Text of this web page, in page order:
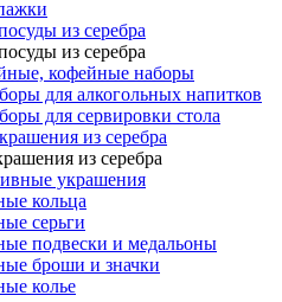
из серебра
из серебра
кофейные наборы
для алкогольных напитков
для сервировки стола
из серебра
из серебра
украшения
кольца
серьги
подвески и медальоны
броши и значки
колье